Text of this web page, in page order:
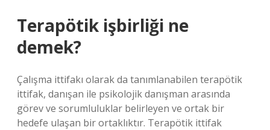
Terapötik işbirliği ne
demek?
Çalışma ittifakı olarak da tanımlanabilen terapötik
ittifak, danışan ile psikolojik danışman arasında
görev ve sorumluluklar belirleyen ve ortak bir
hedefe ulaşan bir ortaklıktır. Terapötik ittifak